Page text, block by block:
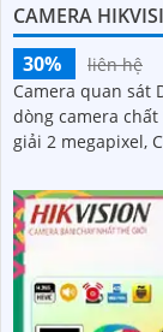
CAMERA
30%
liên hệ
Camera quan sát
dòng camera chất
giải 2 megapixel,